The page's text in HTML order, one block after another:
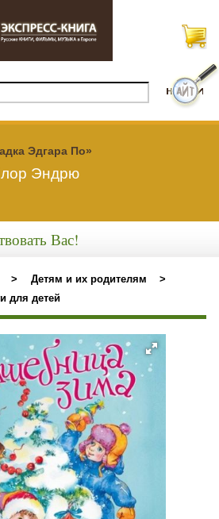
Эдгара По»
Эндрю
Вас!
> Детям и их родителям
>
для детей